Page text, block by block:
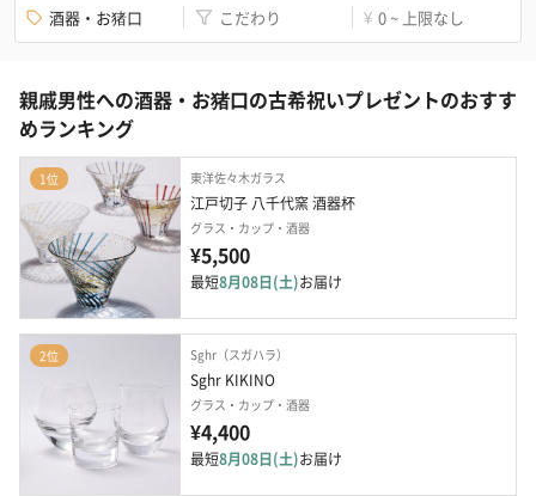
酒器・お猪口 こだわり ¥ 0 ~ 上限なし
親戚男性への酒器・お猪口の古希祝いプレゼントのおすす
めランキング
1位 東洋佐々木ガラス
江戸切子 八千代窯 酒器杯
グラス・カップ・酒器
¥5,500
最短8月08日(土)お届け
2位 Sghr（スガハラ）
Sghr KIKINO
グラス・カップ・酒器
¥4,400
最短8月08日(土)お届け